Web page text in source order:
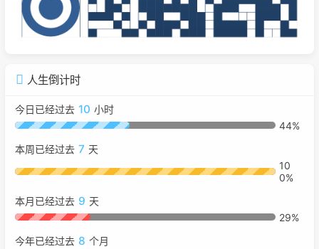
人生倒计时
今日已经过去 10 小时
44%
本周已经过去 7 天
10
0%
本月已经过去 9 天
29%
今年已经过去 8 个月